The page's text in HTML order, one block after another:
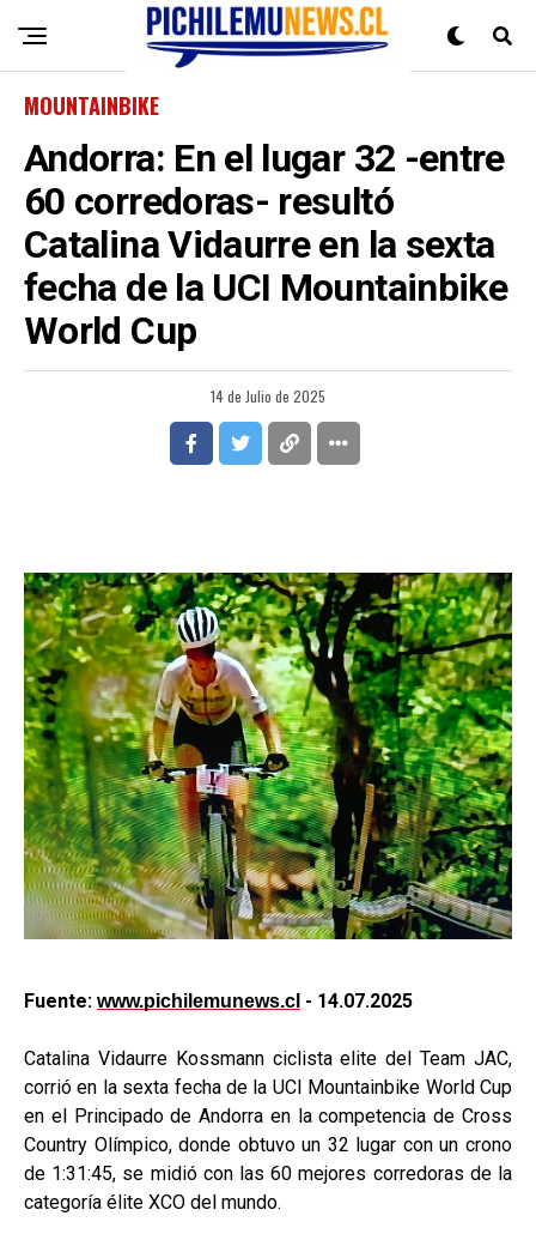
MOUNTAINBIKE
Andorra: En el lugar 32 -entre
60 corredoras- resultó
Catalina Vidaurre en la sexta
fecha de la UCI Mountainbike
World Cup
14 de Julio de 2025
Fuente: www.pichilemunews.cl - 14.07.2025
Catalina Vidaurre Kossmann ciclista elite del Team JAC,
corrió en la sexta fecha de la UCI Mountainbike World Cup
en el Principado de Andorra en la competencia de Cross
Country Olímpico, donde obtuvo un 32 lugar con un crono
de 1:31:45, se midió con las 60 mejores corredoras de la
categoría élite XCO del mundo.